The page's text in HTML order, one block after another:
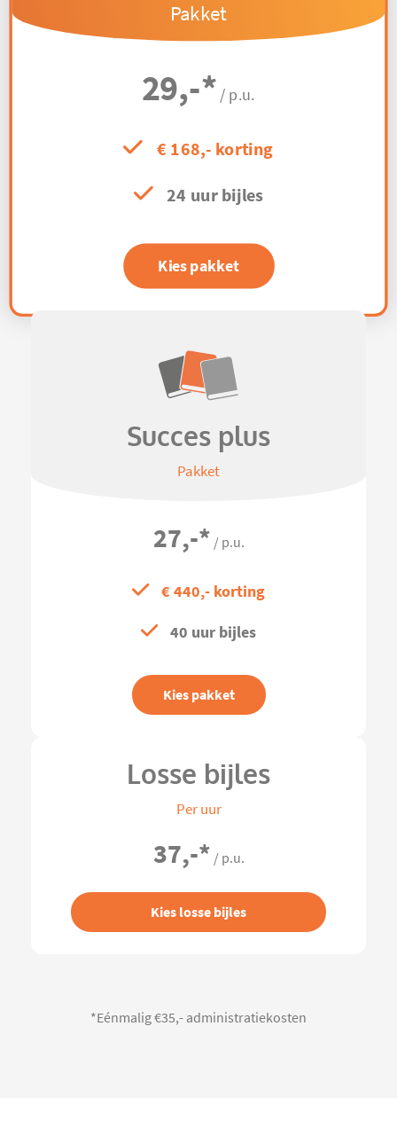
Pakket
29,-* / p.u.
€ 168,- korting
24 uur bijles
Kies pakket
Succes plus
Pakket
27,-* / p.u.
€ 440,- korting
40 uur bijles
Kies pakket
Losse bijles
Per uur
37,-* / p.u.
Kies losse bijles
*Eénmalig €35,- administratiekosten